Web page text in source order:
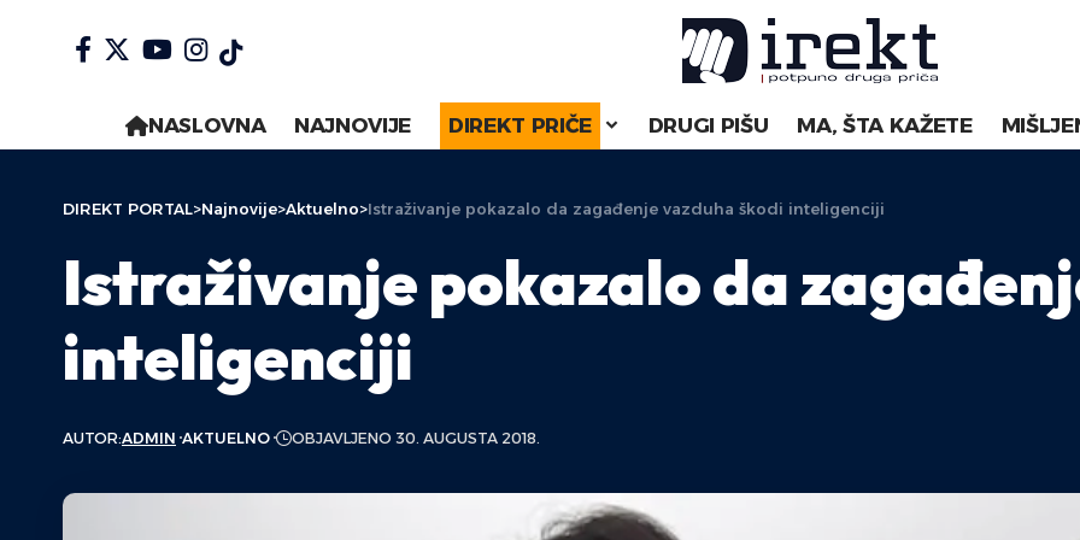
NASLOVNA NAJNOVIJE DIREKT PRIČE DRUGI PIŠU MA, ŠTA KAŽETE
DIREKT PORTAL>Najnovije>Aktuelno>Istraživanje pokazalo da zagađenje vazduha škodi inteligenciji
Istraživanje pokazalo da
inteligenciji
AUTOR:ADMIN AKTUELNO OBJAVLJENO 30. AUGUSTA 2018.